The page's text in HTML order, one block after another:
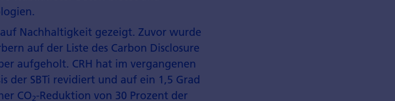
Nachhaltigkeit gezeigt. Zuvor wurde
auf der Liste des Carbon Disclosure
aufgeholt. CRH hat im vergangenen
der SBTi revidiert und auf ein 1,5 Grad
CO2-Reduktion von 30 Prozent der